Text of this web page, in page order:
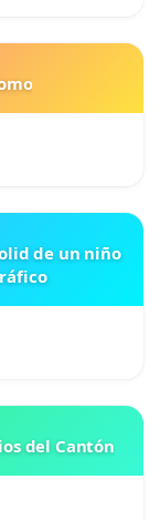
de un niño
del Cantón